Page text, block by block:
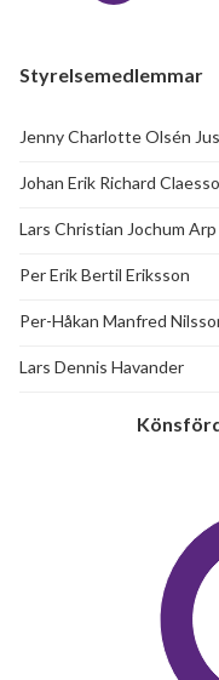
Styrelsemedlemmar
Jenny Charlotte Olsén
Johan Erik Richard
Lars Christian Jochum Arp
Per Erik Bertil Eriksson
Per-Håkan Manfred
Lars Dennis Havander